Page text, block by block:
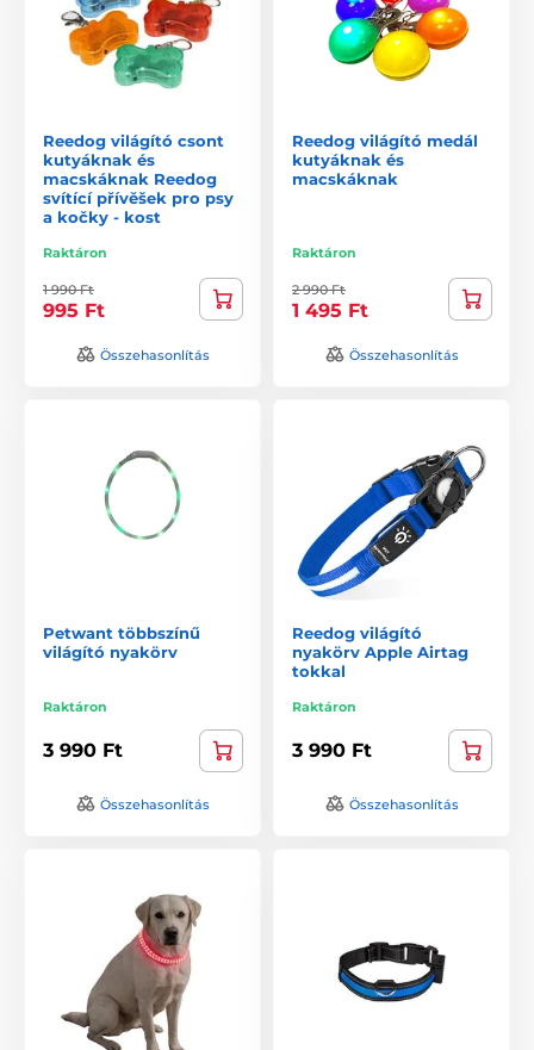
Reedog világító csont
kutyáknak és
macskáknak Reedog
svítící přívěšek pro psy
a kočky - kost
Raktáron
1 990 Ft
995 Ft
Összehasonlítás
Reedog világító medál
kutyáknak és
macskáknak
Raktáron
2 990 Ft
1 495 Ft
Összehasonlítás
Petwant többszínű
világító nyakörv
Raktáron
3 990 Ft
Összehasonlítás
Reedog világító
nyakörv Apple Airtag
tokkal
Raktáron
3 990 Ft
Összehasonlítás